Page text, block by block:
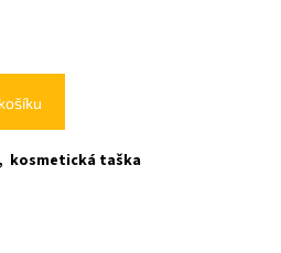
kosmetická taška